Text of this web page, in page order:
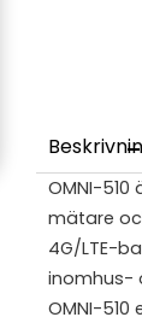
OMNI-
mätare
4G/LTE-
inomhus-
OMNI-